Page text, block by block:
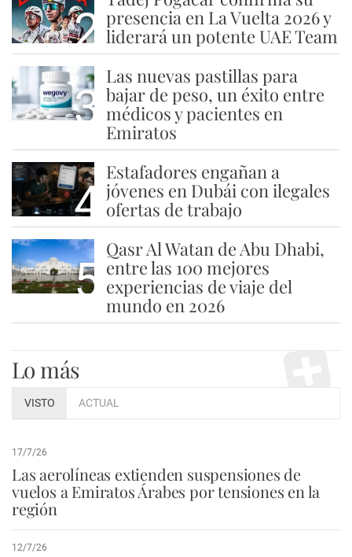
2 presencia en La Vuelta 2026 y
liderará un potente UAE Team
3
Las nuevas pastillas para
bajar de peso, un éxito entre
médicos y pacientes en
Emiratos
4
Estafadores engañan a
jóvenes en Dubái con ilegales
ofertas de trabajo
5
Qasr Al Watan de Abu Dhabi,
entre las 100 mejores
experiencias de viaje del
mundo en 2026
Lo más
VISTO ACTUAL
17/7/26
Las aerolíneas extienden suspensiones de
vuelos a Emiratos Árabes por tensiones en la
región
12/7/26